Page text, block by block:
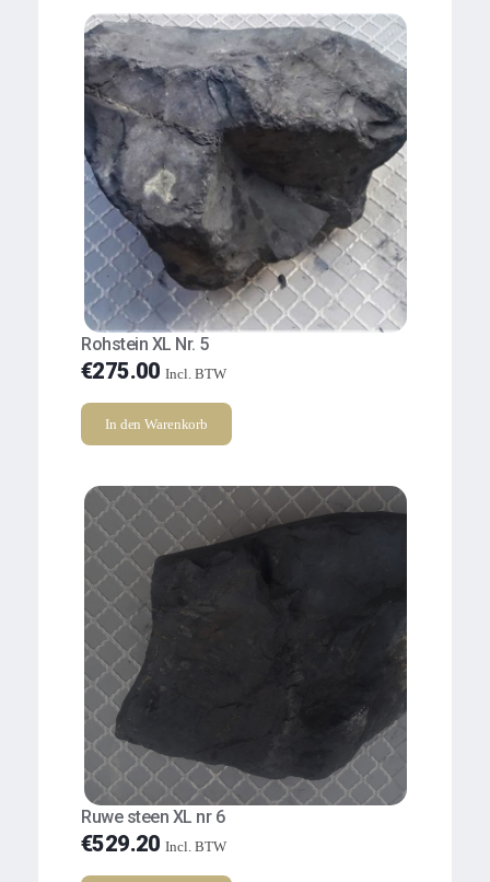
Rohstein XL Nr. 5
€275.00 Incl. BTW
In den Warenkorb
Ruwe steen XL nr 6
€529.20 Incl. BTW